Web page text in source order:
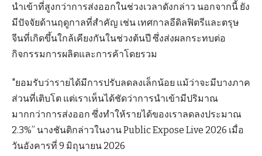
นำเข้าที่สูงกว่าการส่งออกในช่วงเวลาดังกล่าว นอกจากนี้ ยัง
มีปัจจัยด้านฤดูกาลที่สำคัญ เช่น เทศกาลอีดิลฟิตรีและตรุษ
จีนที่เกิดขึ้นใกล้เคียงกันในช่วงต้นปี ซึ่งส่งผลกระทบต่อ
กิจกรรมการผลิตและการค้าโดยรวม
"ยอมรับว่ารายได้มีการปรับลดลงเล็กน้อย แม้ว่าจะมีบางภาค
ส่วนที่เติบโต แต่เราเห็นได้ชัดว่าการนำเข้ามีปริมาณ
มากกว่าการส่งออก ซึ่งทำให้รายได้ของเราลดลงประมาณ
2.3%” นางชันติกล่าวในงาน Public Expose Live 2026 เมื่อ
วันอังคารที่ 9 มิถุนายน 2026